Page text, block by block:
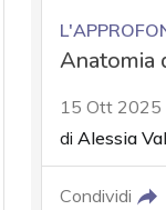
Anatomia
15 Ott 2025
di Alessia
Condividi